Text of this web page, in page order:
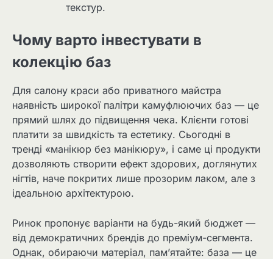
текстур.
Чому варто інвестувати в
колекцію баз
Для салону краси або приватного майстра
наявність широкої палітри камуфлюючих баз — це
прямий шлях до підвищення чека. Клієнти готові
платити за швидкість та естетику. Сьогодні в
тренді «манікюр без манікюру», і саме ці продукти
дозволяють створити ефект здорових, доглянутих
нігтів, наче покритих лише прозорим лаком, але з
ідеальною архітектурою.
Ринок пропонує варіанти на будь-який бюджет —
від демократичних брендів до преміум-сегмента.
Однак, обираючи матеріал, пам’ятайте: база — це